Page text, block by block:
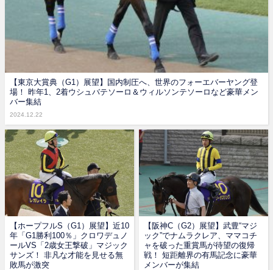
【東京大賞典（G1）展望】国内制圧へ、世界のフォーエバーヤング登
場！ 昨年1、2着ウシュバテソーロ＆ウィルソンテソーロなど豪華メン
バー集結
2024.12.22
【ホープフルS（G1）展望】近10
年「G1勝利100％」クロワデュノ
ールVS「2歳女王撃破」マジック
サンズ！ 非凡な才能を見せる無
敗馬が激突
【阪神C（G2）展望】武豊“マジ
ック”でナムラクレア、ママコチ
ャを破った重賞馬が待望の復帰
戦！ 短距離界の有馬記念に豪華
メンバーが集結